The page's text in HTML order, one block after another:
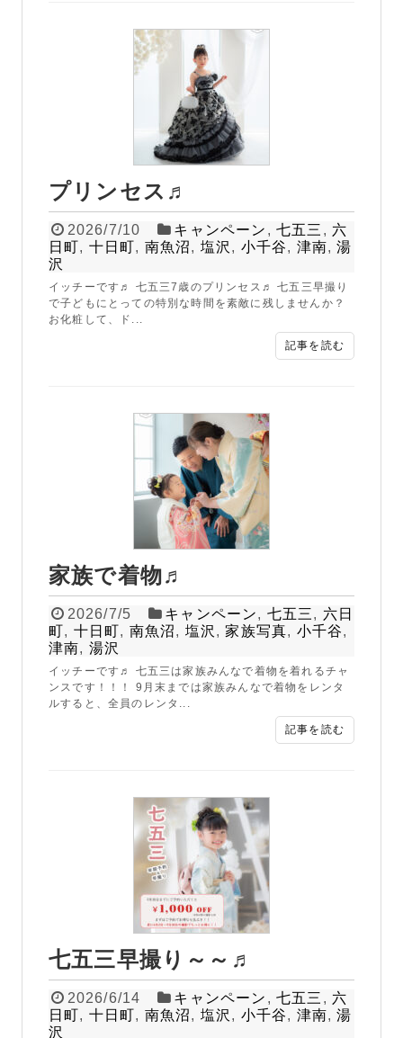
プリンセス♬
2026/7/10 キャンペーン , 七五三 , 六
日町, 十日町, 南魚沼, 塩沢 , 小千谷, 津南,湯
沢
イッチーです♬ 七五三7歳のプリンセス♬ 七五三早撮り
で子どもにとっての特別な時間を素敵に残しませんか？
お化粧して、ド...
記事を読む
家族で着物♬
2026/7/5 キャンペーン, 七五三, 六日
町, 十日町, 南魚沼, 塩沢 ,家族写真, 小千谷,
津南, 湯沢
イッチーです♬ 七五三は家族みんなで着物を着れるチャ
ンスです！！！ 9月末までは家族みんなで着物をレンタ
ルすると、全員のレンタ...
記事を読む
七五三早撮り～～♬
2026/6/14 キャンペーン , 七五三 , 六
日町, 十日町, 南魚沼, 塩沢 , 小千谷, 津南,湯
沢